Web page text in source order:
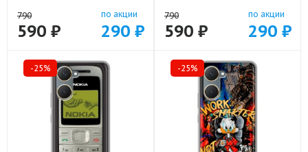
790
590 ₽
по акции
290 ₽
арт: 83104-21640
790
590 ₽
по акции
290 ₽
-25% -25%